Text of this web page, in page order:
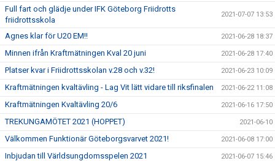
Full fart och glädje under IFK Göteborg Friidrotts
friidrottsskola
2021-07-07 13:53
Agnes klar för U20 EM!! 2021-06-28 18:37
Minnen ifrån Kraftmätningen Kval 20 juni 2021-06-28 17:40
Platser kvar i Friidrottsskolan v.28 och v.32! 2021-06-23 10:09
Kraftmätningen kvaltävling - Lag Vit lätt vidare till riksfinalen 2021-06-22 11:08
Kraftmätningen Kvaltävling 20/6 2021-06-16 17:50
TREKUNGAMÖTET 2021 (HOPPET) 2021-06-10
Välkommen Funktionär Göteborgsvarvet 2021! 2021-06-08 17:00
Inbjudan till Världsungdomsspelen 2021 2021-06-07 15:46